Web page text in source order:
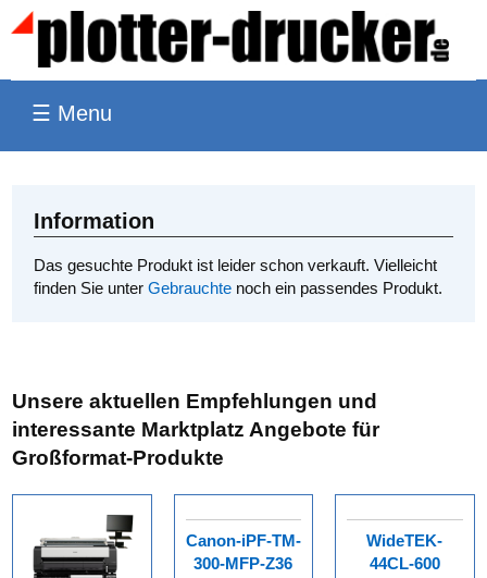
☰ Menu
Information
Das gesuchte Produkt ist leider schon verkauft. Vielleicht
finden Sie unter Gebrauchte noch ein passendes Produkt.
Unsere aktuellen Empfehlungen und
interessante Marktplatz Angebote für
Großformat-Produkte
Canon-iPF-TM-
300-MFP-Z36
WideTEK-
44CL-600